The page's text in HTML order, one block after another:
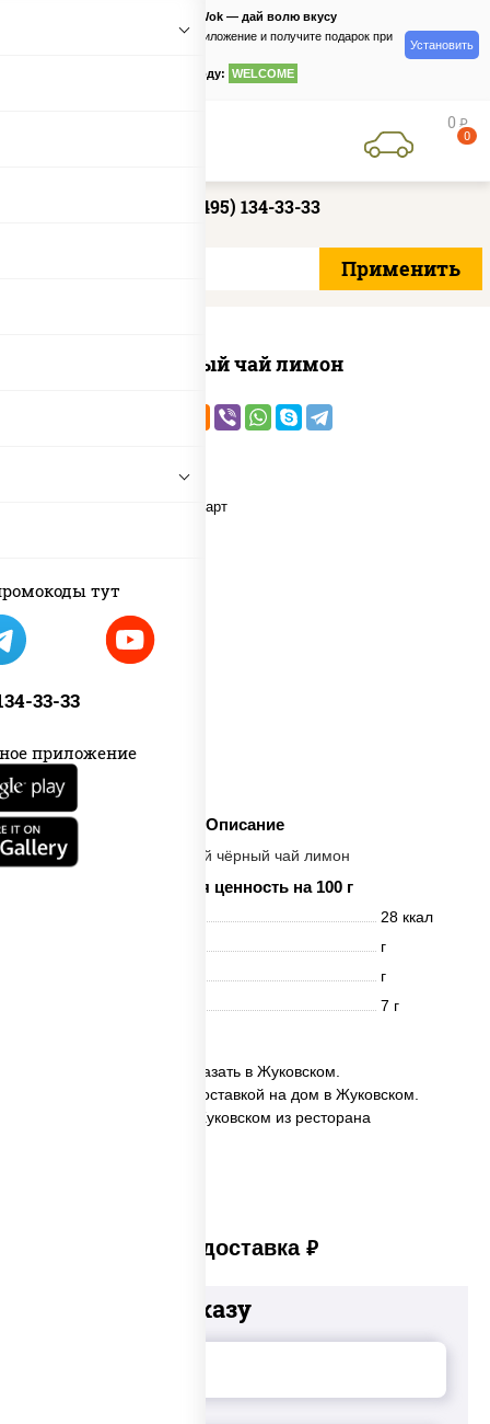
тут
33-33
приложение
PizzaSushiWok — дай волю вкусу
Скачайте приложение и получите подарок при
по промокоду: WELCOME
Установить
0 руб
0
+7 (495) 134-33-33
Чёрный чай лимон
Описание
Холодный чёрный чай лимон
Пищевая ценность на 100 г
28 ккал
г
г
7 г
✅ Чёрный чай лимон заказать в Жуковском.
✅ Чёрный чай лимон с доставкой на дом в Жуковском.
✅ Чёрный чай лимон в Жуковском из ресторана
Платная доставка руб
Добавьте к заказу